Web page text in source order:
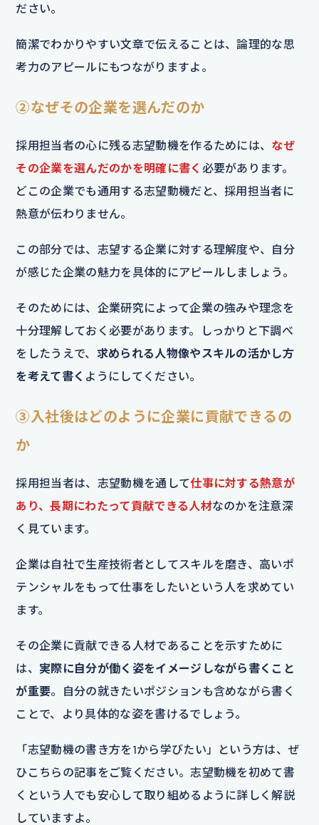
ださい。
簡潔でわかりやすい文章で伝えることは、論理的な思
考力のアピールにもつながりますよ。
②なぜその企業を選んだのか
採用担当者の心に残る志望動機を作るためには、 なぜ
その企業を選んだのかを明確に書く 必要があります。
どこの企業でも通用する志望動機だと、採用担当者に
熱意が伝わりません。
この部分では、志望する企業に対する理解度や、自分
が感じた企業の魅力を具体的にアピールしましょう。
そのためには、企業研究によって企業の強みや理念を
十分理解しておく必要があります。しっかりと下調べ
をしたうえで、 求められる人物像やスキルの活かし方
を考えて書く ようにしてください。
③入社後はどのように企業に貢献できるの
か
採用担当者は、志望動機を通して仕事に対する熱意が
あり、長期にわたって貢献できる人材なのかを注意深
く見ています。
企業は自社で生産技術者としてスキルを磨き、高いポ
テンシャルをもって仕事をしたいという人を求めてい
ます。
その企業に貢献できる人材であることを示すために
は、 実際に自分が働く姿をイメージしながら書くこと
が重要。自分の就きたいポジションも含めながら書く
ことで、より具体的な姿を書けるでしょう。
「志望動機の書き方を1から学びたい」という方は、ぜ
ひこちらの記事をご覧ください。志望動機を初めて書
くという人でも安心して取り組めるように詳しく解説
していますよ。